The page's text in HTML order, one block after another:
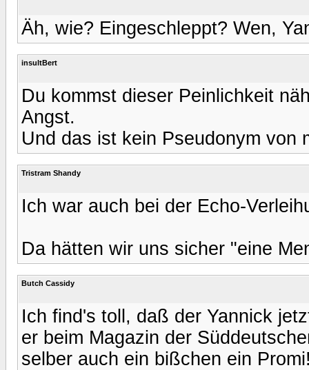
Äh, wie? Eingeschleppt? Wen,
insultBert
Du kommst dieser Peinlichkeit
Angst.
Und das ist kein Pseudonym von
Tristram Shandy
Ich war auch bei der Echo-
Da hätten wir uns sicher "eine
Butch Cassidy
Ich find's toll, daß der Yannick
er beim Magazin der
selber auch ein bißchen ein